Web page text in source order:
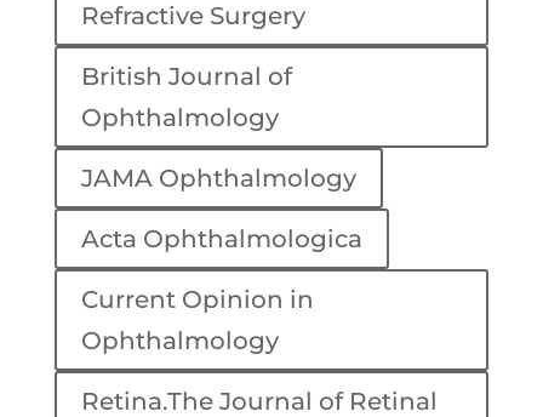
Refractive Surgery
British Journal of
Ophthalmology
JAMA Ophthalmology
Acta Ophthalmologica
Current Opinion in
Ophthalmology
Retina.The Journal of Retinal